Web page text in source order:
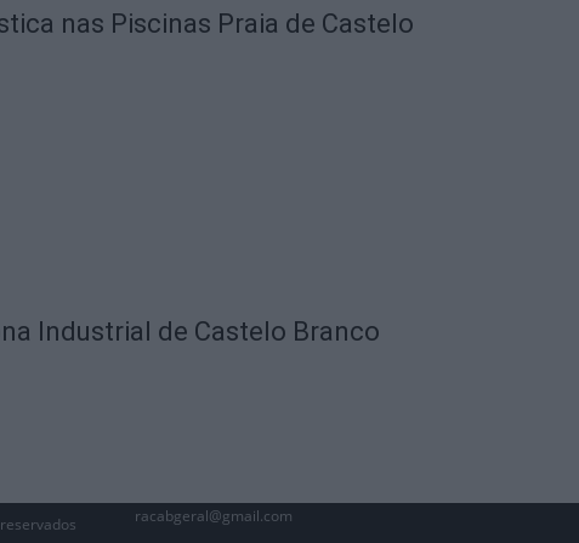
nas Piscinas Praia de Castelo
Industrial de Castelo Branco
racabgeral@gmail.com